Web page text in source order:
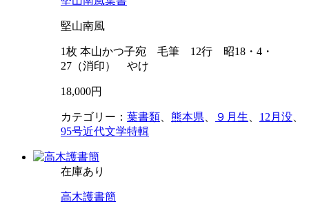
堅山南風
1枚 本山かつ子宛 毛筆 12行 昭18・4・
27（消印） やけ
18,000円
カテゴリー： 葉書類 熊本県 ９月生 12月没
95号近代文学特輯
在庫あり
高木護書簡